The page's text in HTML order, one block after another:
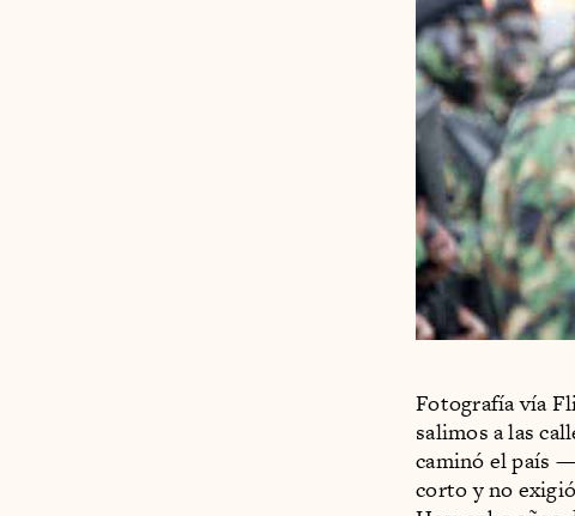
Fotografía vía
salimos a las
caminó el país
corto y no